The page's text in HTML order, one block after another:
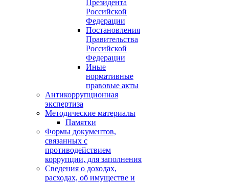
Президента
Российской
Федерации
Постановления
Правительства
Российской
Федерации
Иные
нормативные
правовые акты
Антикоррупционная
экспертиза
Методические материалы
Памятки
Формы документов,
связанных с
противодействием
коррупции, для заполнения
Сведения о доходах,
расходах, об имуществе и